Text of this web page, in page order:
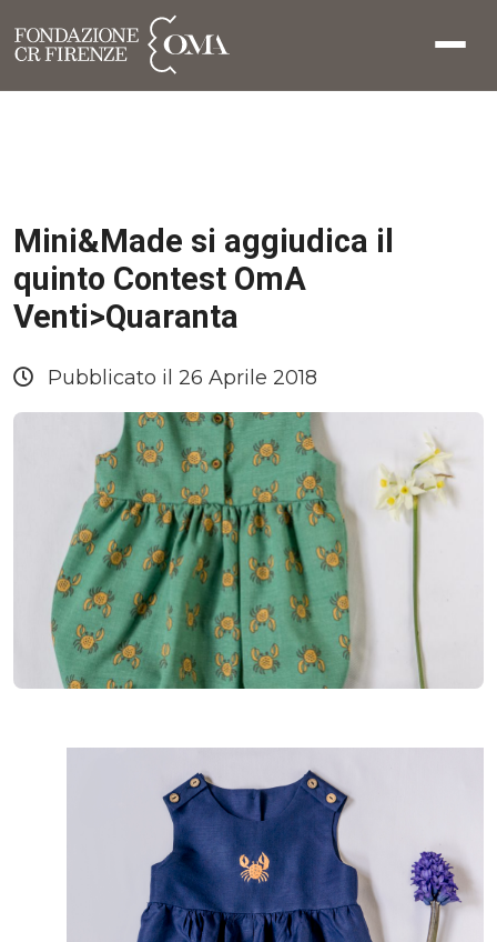
Mini&Made si aggiudica il
quinto Contest OmA
Venti>Quaranta
Pubblicato il 26 Aprile 2018